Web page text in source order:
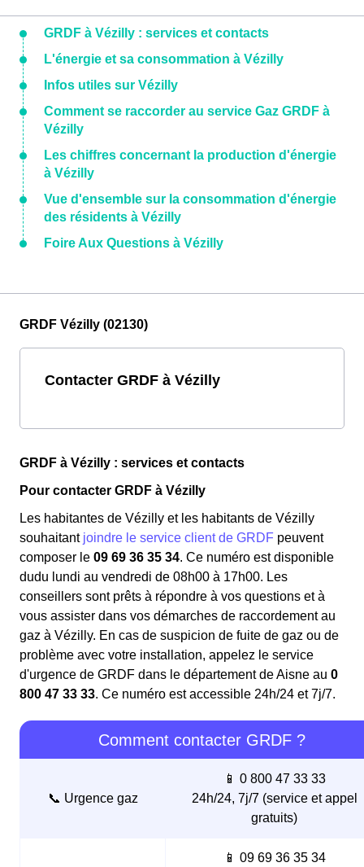
GRDF à Vézilly : services et contacts
L'énergie et sa consommation à Vézilly
Infos utiles sur Vézilly
Comment se raccorder au service Gaz GRDF à
Vézilly
Les chiffres concernant la production d'énergie
à Vézilly
Vue d'ensemble sur la consommation d'énergie
des résidents à Vézilly
Foire Aux Questions à Vézilly
GRDF Vézilly (02130)
Contacter GRDF à Vézilly
GRDF à Vézilly : services et contacts
Pour contacter GRDF à Vézilly
Les habitantes de Vézilly et les habitants de Vézilly
souhaitant joindre le service client de GRDF peuvent
composer le 09 69 36 35 34. Ce numéro est disponible
dudu lundi au vendredi de 08h00 à 17h00. Les
conseillers sont prêts à répondre à vos questions et à
vous assister dans vos démarches de raccordement au
gaz à Vézilly. En cas de suspicion de fuite de gaz ou de
problème avec votre installation, appelez le service
d'urgence de GRDF dans le département de Aisne au 0
800 47 33 33. Ce numéro est accessible 24h/24 et 7j/7.
Comment contacter GRDF ?
📞 Urgence gaz
📱 0 800 47 33 33
24h/24, 7j/7 (service et appel
gratuits)
📱 09 69 36 35 34